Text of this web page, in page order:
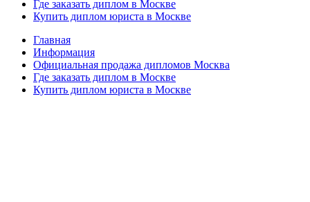
Где заказать диплом в Москве
Купить диплом юриста в Москве
Главная
Информация
Официальная продажа дипломов Москва
Где заказать диплом в Москве
Купить диплом юриста в Москве